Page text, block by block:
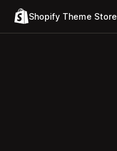
Shopify Theme Store